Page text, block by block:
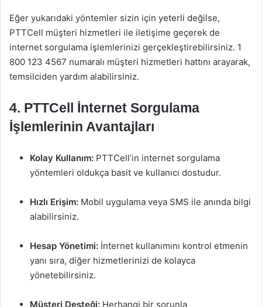
Eğer yukarıdaki yöntemler sizin için yeterli değilse,
PTTCell müşteri hizmetleri ile iletişime geçerek de
internet sorgulama işlemlerinizi gerçekleştirebilirsiniz. 1
800 123 4567 numaralı müşteri hizmetleri hattını arayarak,
temsilciden yardım alabilirsiniz.
4. PTTCell İnternet Sorgulama
İşlemlerinin Avantajları
Kolay Kullanım: PTTCell’in internet sorgulama
yöntemleri oldukça basit ve kullanıcı dostudur.
Hızlı Erişim: Mobil uygulama veya SMS ile anında bilgi
alabilirsiniz.
Hesap Yönetimi: İnternet kullanımını kontrol etmenin
yanı sıra, diğer hizmetlerinizi de kolayca
yönetebilirsiniz.
Müşteri Desteği: Herhangi bir sorunla